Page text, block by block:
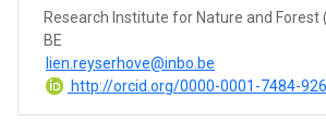
Research Institute for Nature and Forest
BE
lien.reyserhove@inbo.be
http://orcid.org/0000-0001-7484-